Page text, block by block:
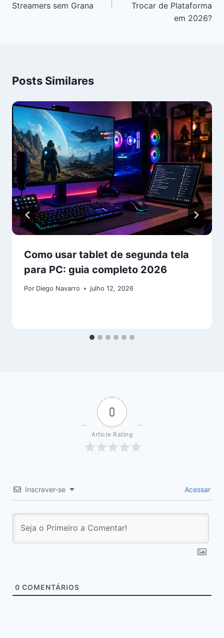
Streamers sem Grana
Trocar de Plataforma
em 2026?
Posts Similares
Como usar tablet de segunda tela
para PC: guia completo 2026
Por Diego Navarro julho 12, 2026
0
Article Rating
Inscrever-se Acessar
0 COMENTÁRIOS